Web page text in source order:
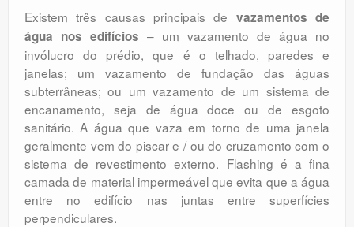
Existem três causas principais de vazamentos de
água nos edifícios – um vazamento de água no
invólucro do prédio, que é o telhado, paredes e
janelas; um vazamento de fundação das águas
subterrâneas; ou um vazamento de um sistema de
encanamento, seja de água doce ou de esgoto
sanitário. A água que vaza em torno de uma janela
geralmente vem do piscar e / ou do cruzamento com o
sistema de revestimento externo. Flashing é a fina
camada de material impermeável que evita que a água
entre no edifício nas juntas entre superfícies
perpendiculares.